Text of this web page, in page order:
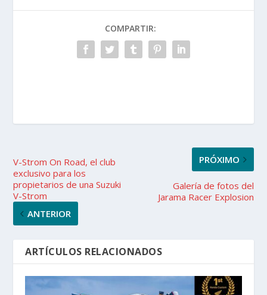
COMPARTIR:
V-Strom On Road, el club
exclusivo para los
propietarios de una Suzuki
V-Strom
ANTERIOR
PRÓXIMO
Galería de fotos del
Jarama Racer Explosion
ARTÍCULOS RELACIONADOS